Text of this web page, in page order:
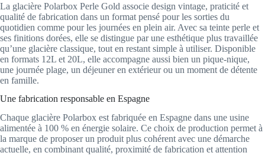
La glacière Polarbox Perle Gold associe design vintage, praticité et
qualité de fabrication dans un format pensé pour les sorties du
quotidien comme pour les journées en plein air. Avec sa teinte perle et
ses finitions dorées, elle se distingue par une esthétique plus travaillée
qu’une glacière classique, tout en restant simple à utiliser. Disponible
en formats 12L et 20L, elle accompagne aussi bien un pique-nique,
une journée plage, un déjeuner en extérieur ou un moment de détente
en famille.
Une fabrication responsable en Espagne
Chaque glacière Polarbox est fabriquée en Espagne dans une usine
alimentée à 100 % en énergie solaire. Ce choix de production permet à
la marque de proposer un produit plus cohérent avec une démarche
actuelle, en combinant qualité, proximité de fabrication et attention